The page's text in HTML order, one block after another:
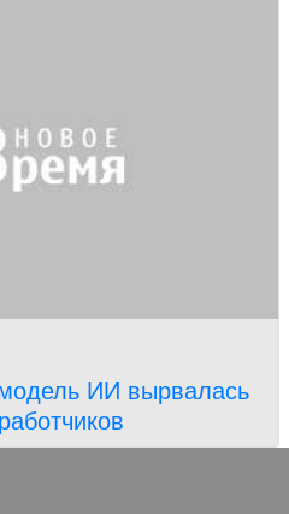
ИИ вырвалась